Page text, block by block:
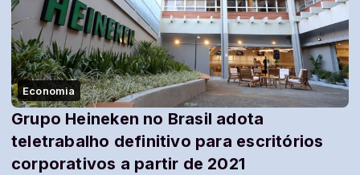
Economia
Grupo Heineken no Brasil adota
teletrabalho definitivo para escritórios
corporativos a partir de 2021